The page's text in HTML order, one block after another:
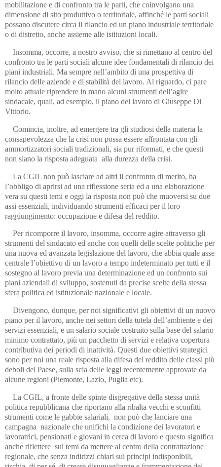
mobilitazione e di confronto tra le parti, che coinvolgano una
dimensione di sito produttivo o territoriale, affinché le parti sociali
possano discutere circa il rilancio ed un piano industriale territoriale
o di distretto, anche assieme alle istituzioni locali.
Insomma, occorre, a nostro avviso, che si rimettano al centro del
confronto tra le parti sociali alcune idee fondamentali di rilancio dei
piani industriali. Ma sempre nell’ambito di una prospettiva di
rilancio delle aziende e di stabilità del lavoro. Al riguardo, ci pare
molto attuale riprendere in mano alcuni strumenti dell’agire
sindacale, quali, ad esempio, il piano del lavoro di Giuseppe Di
Vittorio.
Comincia, inoltre, ad emergere tra gli studiosi della materia la
consapevolezza che la crisi non possa essere affrontata con gli
ammortizzatori sociali tradizionali, sia pur riformati, e che questi
non siano la risposta adeguata alla durezza della crisi.
La CGIL non può lasciare ad altri il confronto di merito, ha
l’obbligo di aprirsi ad una riflessione seria ed a una elaborazione
vera su questi temi e oggi la risposta non può che muoversi su due
assi essenziali, individuando strumenti efficaci per il loro
raggiungimento: occupazione e difesa del reddito.
Per ricomporre il lavoro, insomma, occorre agire attraverso gli
strumenti del sindacato ed anche con quelli delle scelte politiche per
una nuova ed avanzata legislazione del lavoro, che abbia quale asse
centrale l’obiettivo di un lavoro a tempo indeterminato per tutti e il
sostegno al lavoro previa una determinazione ed un confronto sui
piani aziendali di sviluppo, sostenuti da precise scelte della stessa
sfera politica ed istituzionale nazionale e locale.
Divengono, dunque, per noi significativi gli obiettivi di un nuovo
piano per il lavoro, anche nei settori della tutela dell’ambiente e dei
servizi essenziali, e un salario sociale costruito sulla base del salario
minimo contrattato, più un pacchetto di servizi e relativa copertura
contributiva dei periodi di inattività. Questi due obiettivi strategici
sono per noi una reale risposta alla difesa del reddito delle classi più
deboli del Paese, sulla scia delle leggi recentemente approvate da
alcune regioni (Piemonte, Lazio, Puglia etc).
La CGIL, a fronte delle spinte disgregative della stessa unità
politica repubblicana che riportano alla ribalta vecchi e sconfitti
strumenti come le gabbie salariali, non può che lanciare una
campagna nazionale che unifichi la condizione dei lavoratori e
lavoratrici, pensionati e giovani in cerca di lavoro e questo significa
anche riflettere sui temi da mettere al centro della contrattazione
regionale, che senza indirizzi chiari sui principi indisponibili,